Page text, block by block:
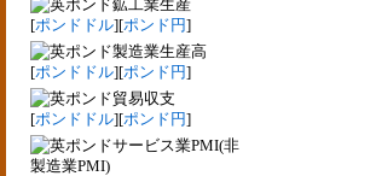
鉱工業生産
[ポンドドル][ポンド円]
製造業生産高
[ポンドドル][ポンド円]
貿易収支
[ポンドドル][ポンド円]
サービス業PMI(非
製造業PMI)